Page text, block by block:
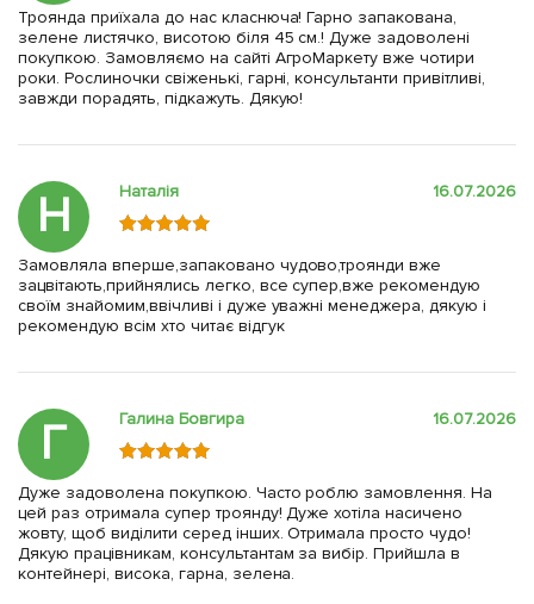
Троянда приїхала до нас класнюча! Гарно запакована,
зелене листячко, висотою біля 45 см.! Дуже задоволені
покупкою. Замовляємо на сайті АгроМаркету вже чотири
роки. Рослиночки свіженькі, гарні, консультанти привітливі,
завжди порадять, підкажуть. Дякую!
Н Наталія 16.07.2026
Замовляла вперше,запаковано чудово,троянди вже
зацвітають,прийнялись легко, все супер,вже рекомендую
своїм знайомим,ввічливі і дуже уважні менеджера, дякую і
рекомендую всім хто читає відгук
Г Галина Бовгира 16.07.2026
Дуже задоволена покупкою. Часто роблю замовлення. На
цей раз отримала супер троянду! Дуже хотіла насичено
жовту, щоб виділити серед інших. Отримала просто чудо!
Дякую працівникам, консультантам за вибір. Прийшла в
контейнері, висока, гарна, зелена.